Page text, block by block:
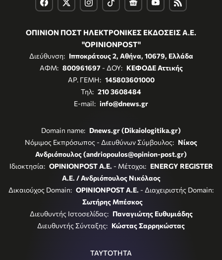
ΟΠΙΝΙΟΝ ΠΟΣΤ ΗΛΕΚΤΡΟΝΙΚΕΣ ΕΚΔΟΣΕΙΣ Α.Ε.
"OPINIONPOST"
Διεύθυνση: Ιπποκράτους 2, Αθήνα, 10679, Ελλάδα
ΑΦΜ: 800961697- ΔΟΥ: ΚΕΦΟΔΕ Αττικής
ΑΡ. ΓΕΜΗ: 145803601000
Τηλ: 210 3608484
E-mail: info@dnews.gr
Domain name: Dnews.gr (Dikaiologitika.gr)
Νόμιμος Εκπρόσωπος - Διευθύνων Σύμβουλος: Νίκος
Ανδριόπουλος (andriopoulos@opinion-post.gr)
Ιδιοκτησία: OPINIONPOST A.E. - Μέτοχοι: ENERGY REGISTER
Α.Ε. / Ανδριόπουλος Νικόλαος
Δικαιούχος Domain: OPINIONPOST A.E. - Διαχειριστής Domain:
Σωτήρης Μπέσκος
Διευθυντής Ιστοσελίδας: Παναγιώτης Ευθυμιάδης
Διευθυντής Σύνταξης: Κώστας Σαρρηκώστας
ΤΑΥΤΟΤΗΤΑ